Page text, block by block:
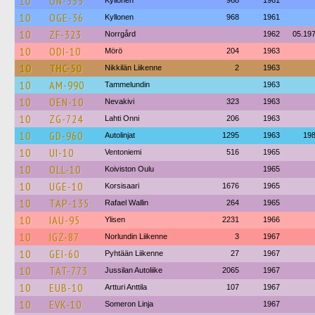
10 OGE-36 Kyllonen 968 1961
10 ZF-323 Norrgård 1962
10 ODI-10 Mörö 204 1963
10 THC-50 Nikkilän Liikenne 2 1963
10 AM-990 Tammelundin 1963
10 OEN-10 Nevakivi 323 1963
10 ZG-724 Lahti Onni 206 1963
10 GD-960 Autolinjat 1295 1963
10 UI-10 Ventoniemi 516 1965
10 OLL-10 Koiviston Oulu 1965
10 UGE-10 Korsisaari 1676 1965
10 TAP-135 Rafael Wallin 264 1965
10 IAU-95 Ylisen 2231 1966
10 IGZ-87 Norlundin Liikenne 3 1967
10 GEI-60 Pyhtään Liikenne 27 1967
10 TAT-773 Jussilan Autoliike 2065 1967
10 EUB-10 Artturi Anttila 107 1967
10 EVK-10 Someron Linja 1967